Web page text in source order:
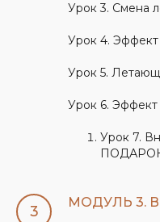
Урок 3. Смена
Урок 4.
Урок 5.
Урок 6. Эффект
Урок 7.
МОДУЛЬ 3.